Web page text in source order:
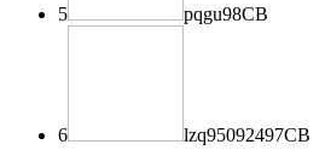
5 pqgu98CB
6 lzq95092497CB